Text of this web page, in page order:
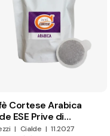
Cortese Arabica
ESE Prive di
Individuale
| Cialde | 11.2027